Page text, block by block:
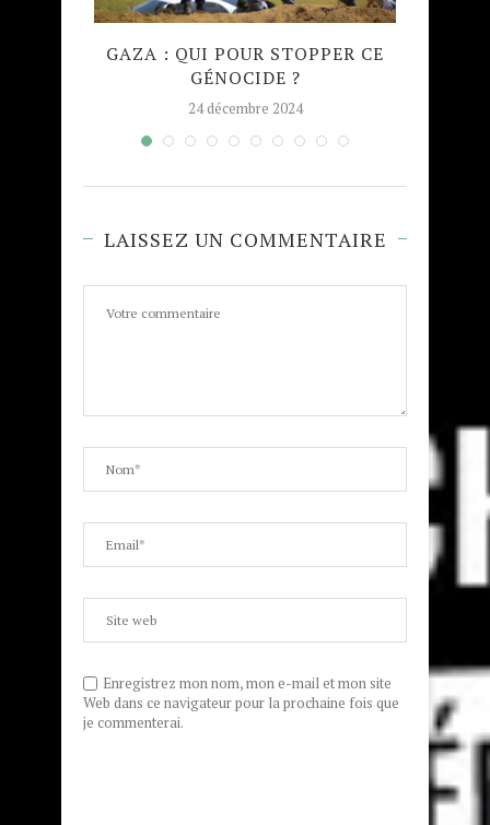
GAZA : QUI POUR STOPPER CE
GÉNOCIDE ?
24 décembre 2024
LAISSEZ UN COMMENTAIRE
Enregistrez mon nom, mon e-mail et mon site
Web dans ce navigateur pour la prochaine fois que
je commenterai.